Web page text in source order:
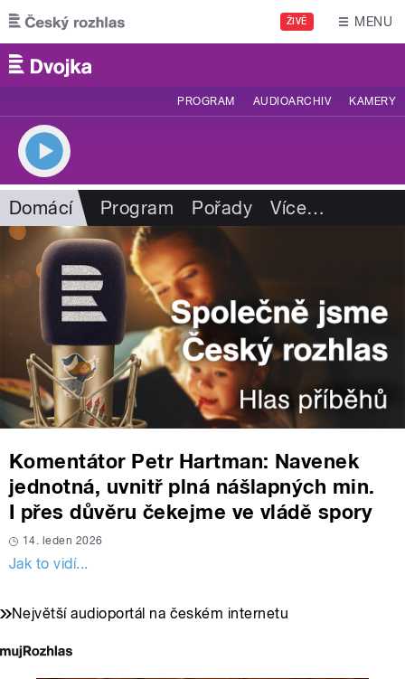
Přejít k hlavnímu obsahu
ŽIVĚ MENU
PROGRAM AUDIOARCHIV KAMERY
Domácí Program Pořady Více…
Komentátor Petr Hartman: Navenek
jednotná, uvnitř plná nášlapných min.
I přes důvěru čekejme ve vládě spory
14. leden 2026
Jak to vidí...
Největší audioportál na českém internetu